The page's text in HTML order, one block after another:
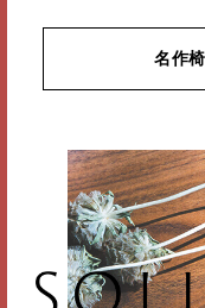
名作